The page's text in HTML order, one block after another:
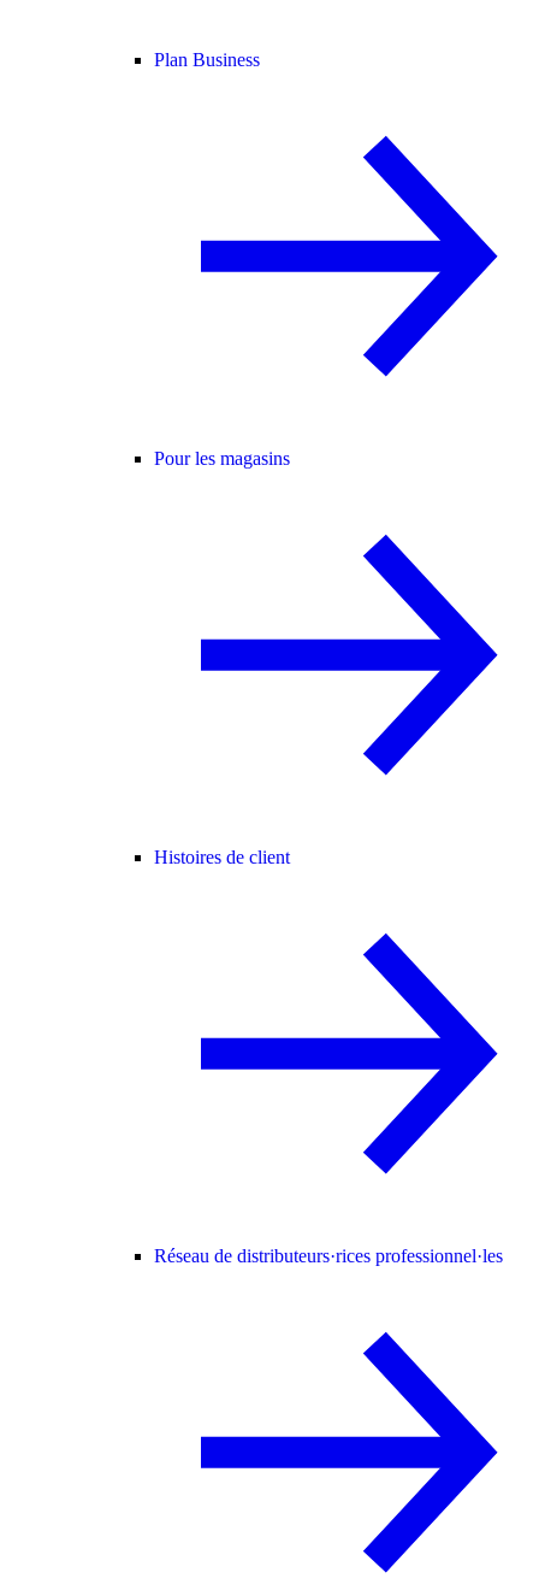
Plan Business
Pour les magasins
Histoires de client
Réseau de distributeurs·rices professionnel·les